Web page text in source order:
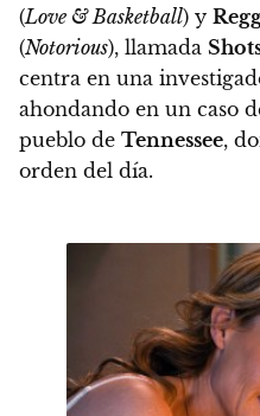
(Love & Basketball) y
(Notorious), llamada
centra en una
ahondando en un caso
pueblo de Tennessee,
orden del día.